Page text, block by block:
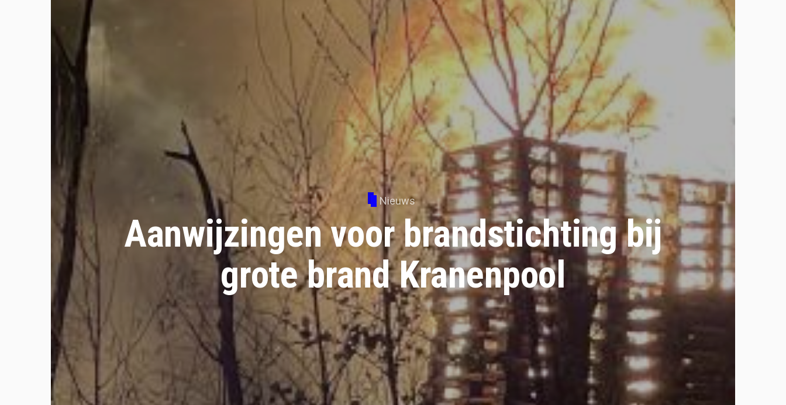
Nieuws
Aanwijzingen voor brandstichting bij
grote brand Kranenpool